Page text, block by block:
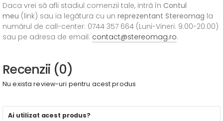
Daca vrei să afli stadiul comenzii tale, intră în Contul
meu (link) sau ia legătura cu un reprezentant Stereomag la
numărul de call-center: 0744 357 664 (Luni-Vineri: 9.00-20.00)
sau pe adresa de email: contact@stereomag.ro.
Recenzii (0)
Nu exista review-uri pentru acest produs
Ai utilizat acest produs?